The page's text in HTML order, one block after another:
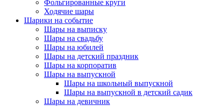
Фольгированные круги
Ходячие шары
Шарики на событие
Шары на выписку
Шары на свадьбу
Шары на юбилей
Шары на детский праздник
Шары на корпоратив
Шары на выпускной
Шары на школьный выпускной
Шары на выпускной в детский садик
Шары на девичник